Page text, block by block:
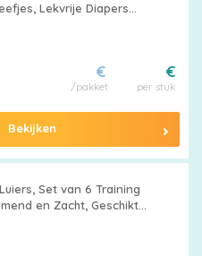
Lekvrije Diapers
Honden,
€
per stuk
€
/pakket
Bekijken
Set van 6 Training
en Zacht, Geschikt
Comfortabele